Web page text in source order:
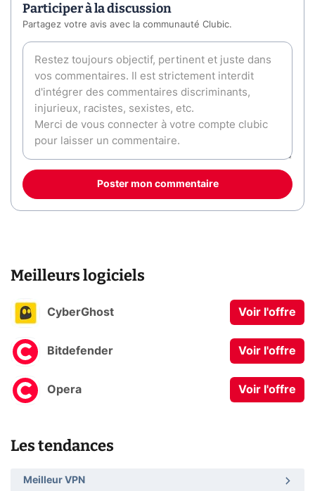
Participer à la discussion
Partagez votre avis avec la communauté Clubic.
Poster mon commentaire
Meilleurs logiciels
CyberGhost Voir l'offre
Bitdefender Voir l'offre
Opera Voir l'offre
Les tendances
Meilleur VPN